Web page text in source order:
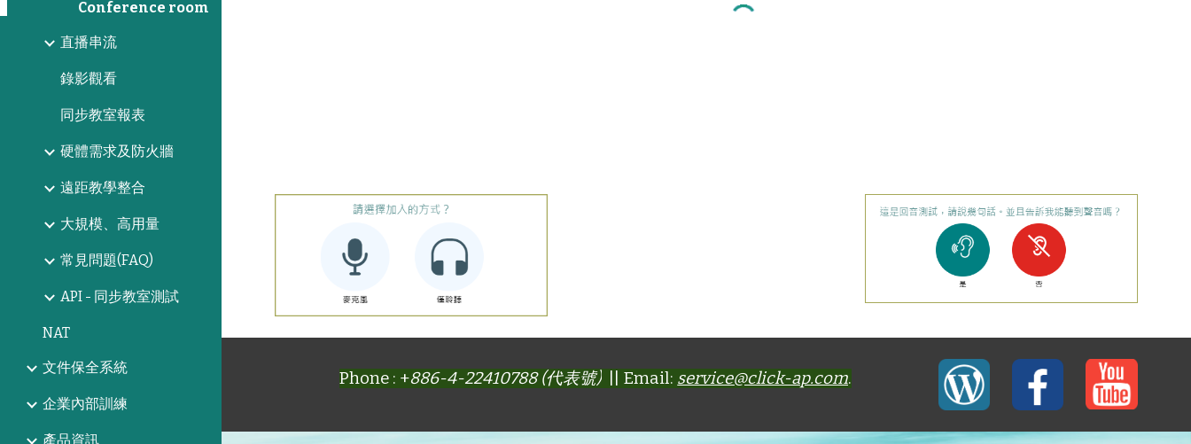
Conference room
直播串流
錄影觀看
同步教室報表
硬體需求及防火牆
遠距教學整合
大規模、高用量
常見問題(FAQ)
API - 同步教室測試
NAT
文件保全系統
企業內部訓練
產品資訊
Phone : +886-4-22410788 (代表號) || Email: service@click-ap.com.